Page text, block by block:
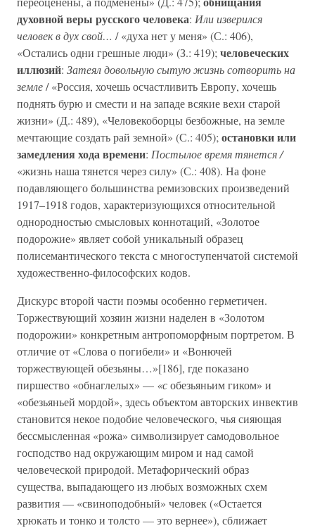
духовной веры русского человека: Или изверился
человек в дух свой… / «духа нет у меня» (С.: 406),
«Остались одни грешные люди» (З.: 419); человеческих
иллюзий: Затеял довольную сытую жизнь сотворить на
земле/ «Россия, хочешь осчастливить Европу, хочешь
поднять бурю и смести и на западе всякие вехи старой
жизни» (Д.: 489), «Человекоборцы безбожные, на земле
мечтающие создать рай земной» (С.: 405); остановки или
замедления хода времени: Постылое время тянется /
«жизнь наша тянется через силу» (С.: 408). На фоне
подавляющего большинства ремизовских произведений
1917–1918 годов, характеризующихся относительной
однородностью смысловых коннотаций, «Золотое
подорожие» являет собой уникальный образец
полисемантического текста с многоступенчатой системой
художественно-философских кодов.
Дискурс второй части поэмы особенно герметичен.
Торжествующий хозяин жизни наделен в «Золотом
подорожии» конкретным антропоморфным портретом. В
отличие от «Слова о погибели» и «Вонючей
торжествующей обезьяны…»[186], где показано
пиршество «обнаглелых» — «собезьяньим гиком» и
«обезьяньей мордой», здесь объектом авторских инвектив
становится некое подобие человеческого, чья сияющая
бессмысленная «рожа» символизирует самодовольное
господство над окружающим миром и над самой
человеческой природой. Метафорический образ
существа, выпадающего из любых возможных схем
развития — «свиноподобный» человек («Остается
хрюкать и тонко и толсто — это вернее»), сближает